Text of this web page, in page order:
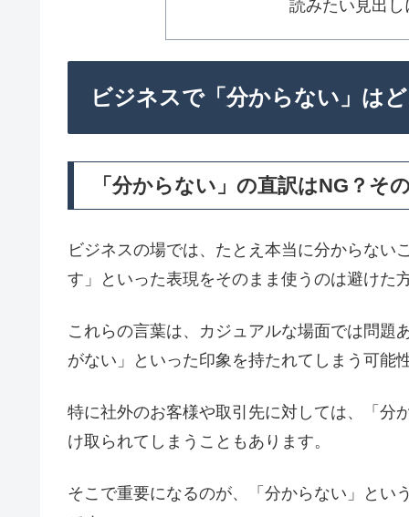
読みたい見出
ビジネスで「分からない」は
「分からない」の直訳はNG？そ
ビジネスの場では、たとえ本当に分からない
す」といった表現をそのまま使うのは避けた
これらの言葉は、カジュアルな場面では問題
がない」といった印象を持たれてしまう可能
特に社外のお客様や取引先に対しては、「分
け取られてしまうこともあります。
そこで重要になるのが、「分からない」とい